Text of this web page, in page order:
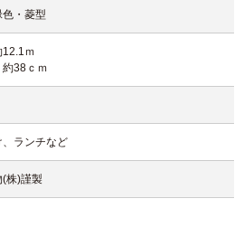
いも魅力ですし、気軽に着て頂ける紬と
・菱型
12.1ｍ
38ｃｍ
、ランチなど
(株)謹製